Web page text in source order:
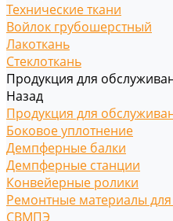
Технические ткани
Войлок грубошерстный
Лакоткань
Стеклоткань
Продукция для
Назад
Продукция для
Боковое уплотнение
Демпферные балки
Демпферные станции
Конвейерные ролики
Ремонтные материалы
СВМПЭ